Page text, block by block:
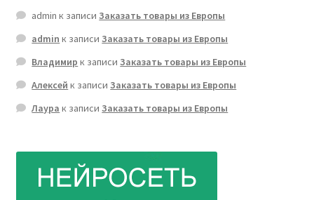
admin к записиЗаказать товары из Европы
admin к записиЗаказать товары из Европы
Владимир к записиЗаказать товары из Европы
Алексей к записиЗаказать товары из Европы
Лаура к записиЗаказать товары из Европы